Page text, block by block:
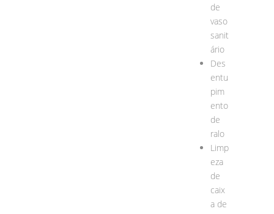
de
vaso
sanit
ário
Des
entu
pim
ento
de
ralo
Limp
eza
de
caix
a de